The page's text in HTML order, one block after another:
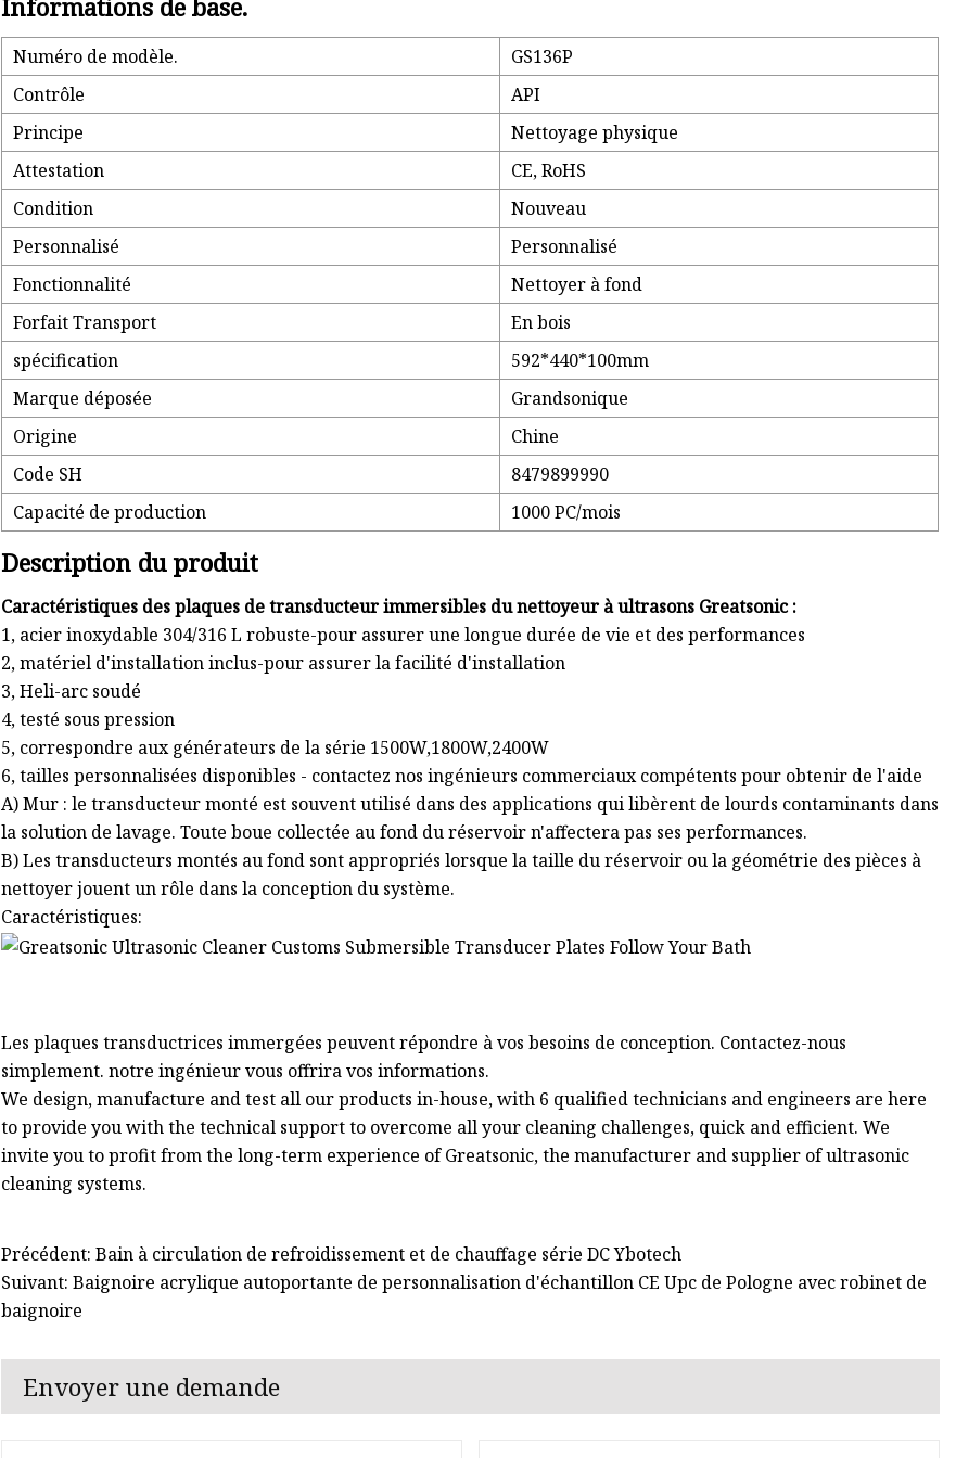
Informations de base.
Numéro de modèle.
GS136P
Contrôle
API
Principe
Nettoyage physique
Attestation
CE, RoHS
Condition
Nouveau
Personnalisé
Personnalisé
Fonctionnalité
Nettoyer à fond
Forfait Transport
En bois
spécification
592*440*100mm
Marque déposée
Grandsonique
Origine
Chine
Code SH
8479899990
Capacité de production
1000 PC/mois
Description du produit
Caractéristiques des plaques de transducteur immersibles du nettoyeur à ultrasons Greatsonic :
1, acier inoxydable 304/316 L robuste-pour assurer une longue durée de vie et des performances
2, matériel d'installation inclus-pour assurer la facilité d'installation
3, Heli-arc soudé
4, testé sous pression
5, correspondre aux générateurs de la série 1500W,1800W,2400W
6, tailles personnalisées disponibles - contactez nos ingénieurs commerciaux compétents pour obtenir de l'aide
A) Mur : le transducteur monté est souvent utilisé dans des applications qui libèrent de lourds contaminants dans
la solution de lavage. Toute boue collectée au fond du réservoir n'affectera pas ses performances.
B) Les transducteurs montés au fond sont appropriés lorsque la taille du réservoir ou la géométrie des pièces à
nettoyer jouent un rôle dans la conception du système.
Caractéristiques:
Les plaques transductrices immergées peuvent répondre à vos besoins de conception. Contactez-nous
simplement. notre ingénieur vous offrira vos informations.
We design, manufacture and test all our products in-house, with 6 qualified technicians and engineers are here
to provide you with the technical support to overcome all your cleaning challenges, quick and efficient. We
invite you to profit from the long-term experience of Greatsonic, the manufacturer and supplier of ultrasonic
cleaning systems.
Précédent: Bain à circulation de refroidissement et de chauffage série DC Ybotech
Suivant: Baignoire acrylique autoportante de personnalisation d'échantillon CE Upc de Pologne avec robinet de
baignoire
Envoyer une demande